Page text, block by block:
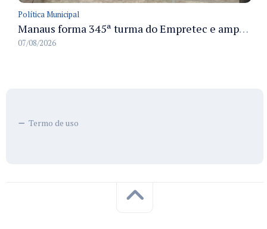
Política Municipal
Manaus forma 345ª turma do Empretec e amplia qualificação de empreendedores na cidade
07/08/2026
Termo de uso